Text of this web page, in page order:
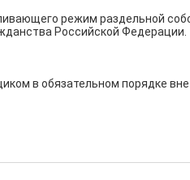
режим раздельной
Российской Федерации.
в обязательном порядке